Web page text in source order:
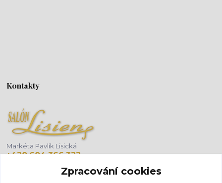
Kontakty
Markéta Pavlík Lisická
+420 604 366 322
Zpracování cookies